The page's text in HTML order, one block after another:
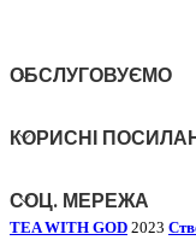
ОБСЛУГОВУЄМО
КОРИСНІ
СОЦ. МЕРЕЖА
TEA WITH GOD 2023